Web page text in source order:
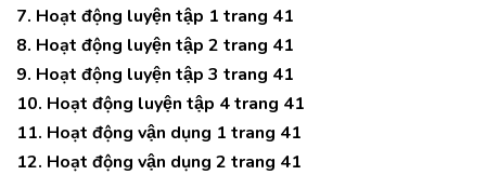
7. Hoạt động luyện tập 1 trang 41
8. Hoạt động luyện tập 2 trang 41
9. Hoạt động luyện tập 3 trang 41
10. Hoạt động luyện tập 4 trang 41
11. Hoạt động vận dụng 1 trang 41
12. Hoạt động vận dụng 2 trang 41